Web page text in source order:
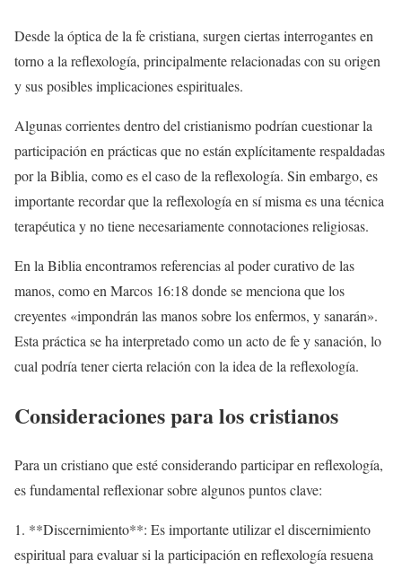
Desde la óptica de la fe cristiana, surgen ciertas interrogantes en
torno a la reflexología, principalmente relacionadas con su origen
y sus posibles implicaciones espirituales.
Algunas corrientes dentro del cristianismo podrían cuestionar la
participación en prácticas que no están explícitamente respaldadas
por la Biblia, como es el caso de la reflexología. Sin embargo, es
importante recordar que la reflexología en sí misma es una técnica
terapéutica y no tiene necesariamente connotaciones religiosas.
En la Biblia encontramos referencias al poder curativo de las
manos, como en Marcos 16:18 donde se menciona que los
creyentes «impondrán las manos sobre los enfermos, y sanarán».
Esta práctica se ha interpretado como un acto de fe y sanación, lo
cual podría tener cierta relación con la idea de la reflexología.
Consideraciones para los cristianos
Para un cristiano que esté considerando participar en reflexología,
es fundamental reflexionar sobre algunos puntos clave:
1. **Discernimiento**: Es importante utilizar el discernimiento
espiritual para evaluar si la participación en reflexología resuena